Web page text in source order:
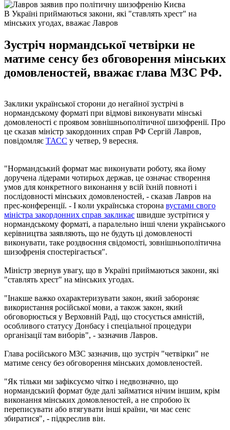
В Україні приймаються закони, які "ставлять хрест" на
мінських угодах, вважає Лавров
Зустріч нормандської четвірки не
матиме сенсу без обговорення мінських
домовленостей, вважає глава МЗС РФ.
Заклики української сторони до негайної зустрічі в
нормандському форматі при відмові виконувати мінські
домовленості є проявом зовнішньополітичної шизофренії. Про
це сказав міністр закордонних справ РФ Сергій Лавров,
повідомляє ТАСС у четвер, 9 вересня.
"Нормандський формат має виконувати роботу, яка йому
доручена лідерами чотирьох держав, це означає створення
умов для конкретного виконання у всій їхній повноті і
послідовності мінських домовленостей, - сказав Лавров на
прес-конференції. - І коли українська сторона вустами свого
міністра закордонних справ закликає швидше зустрітися у
нормандському форматі, а паралельно інші члени українського
керівництва заявляють, що не будуть ці домовленості
виконувати, таке роздвоєння свідомості, зовнішньополітична
шизофренія спостерігається".
Міністр звернув увагу, що в Україні приймаються закони, які
"ставлять хрест" на мінських угодах.
"Інакше важко охарактеризувати закон, який забороняє
використання російської мови, а також закон, який
обговорюється у Верховній Раді, що стосується амністій,
особливого статусу Донбасу і спеціальної процедури
організації там виборів", - зазначив Лавров.
Глава російського МЗС зазначив, що зустріч "четвірки" не
матиме сенсу без обговорення мінських домовленостей.
"Як тільки ми зафіксуємо чітко і недвозначно, що
нормандський формат буде далі займатися нічим іншим, крім
виконання мінських домовленостей, а не спробою їх
переписувати або втягувати інші країни, чи має сенс
збиратися", - підкреслив він.